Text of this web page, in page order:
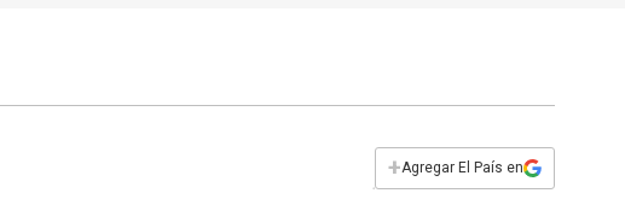
+Agregar El País en